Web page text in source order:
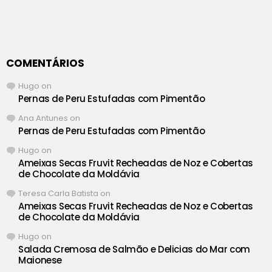
COMENTÁRIOS
Hugo on
Pernas de Peru Estufadas com Pimentão
Ana Antunes on
Pernas de Peru Estufadas com Pimentão
Hugo on
Ameixas Secas Fruvit Recheadas de Noz e Cobertas
de Chocolate da Moldávia
Teresa Carla Batista on
Ameixas Secas Fruvit Recheadas de Noz e Cobertas
de Chocolate da Moldávia
Hugo on
Salada Cremosa de Salmão e Delicias do Mar com
Maionese